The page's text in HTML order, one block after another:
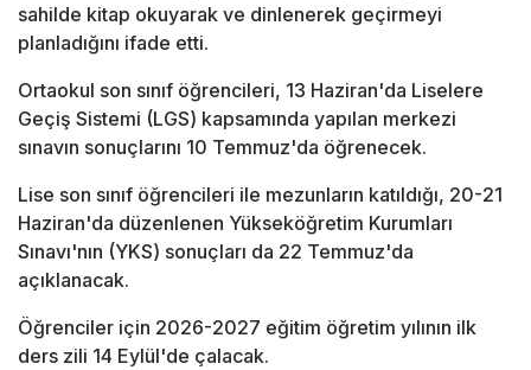
sahilde kitap okuyarak ve dinlenerek geçirmeyi
planladığını ifade etti.
Ortaokul son sınıf öğrencileri, 13 Haziran'da Liselere
Geçiş Sistemi (LGS) kapsamında yapılan merkezi
sınavın sonuçlarını 10 Temmuz'da öğrenecek.
Lise son sınıf öğrencileri ile mezunların katıldığı, 20-21
Haziran'da düzenlenen Yükseköğretim Kurumları
Sınavı'nın (YKS) sonuçları da 22 Temmuz'da
açıklanacak.
Öğrenciler için 2026-2027 eğitim öğretim yılının ilk
ders zili 14 Eylül'de çalacak.